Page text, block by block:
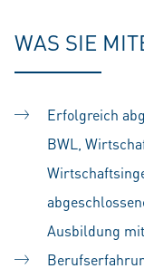
WAS SIE
Erfolgreich
BWL,
Ausbildung